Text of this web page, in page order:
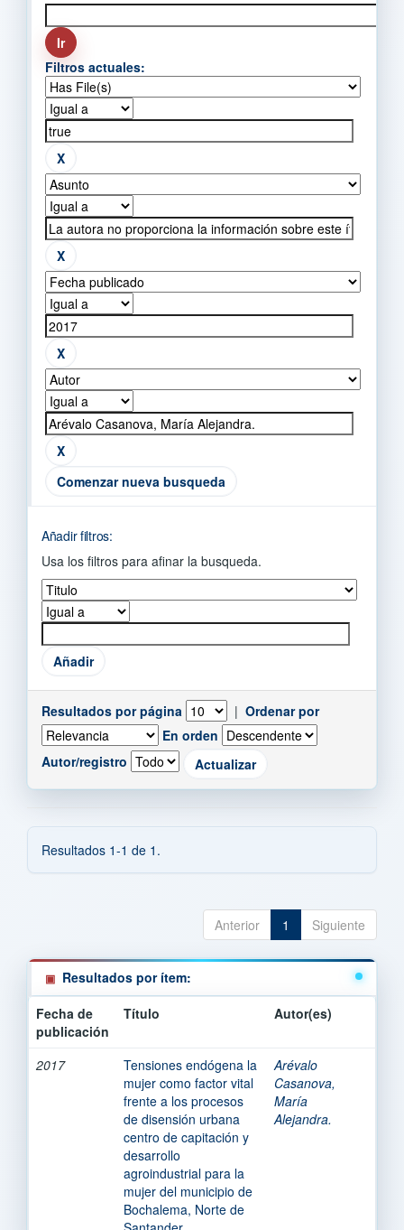
Filtros actuales:
Comenzar nueva busqueda
Añadir filtros:
Usa los filtros para afinar la busqueda.
Resultados por página | Ordenar por
En orden
Autor/registro
Resultados 1-1 de 1.
Anterior 1 Siguiente
Resultados por ítem:
Fecha de
publicación
Título Autor(es)
2017
Tensiones endógena la
mujer como factor vital
frente a los procesos
de disensión urbana
centro de capitación y
desarrollo
agroindustrial para la
mujer del municipio de
Bochalema, Norte de
Arévalo
Casanova,
María
Alejandra.